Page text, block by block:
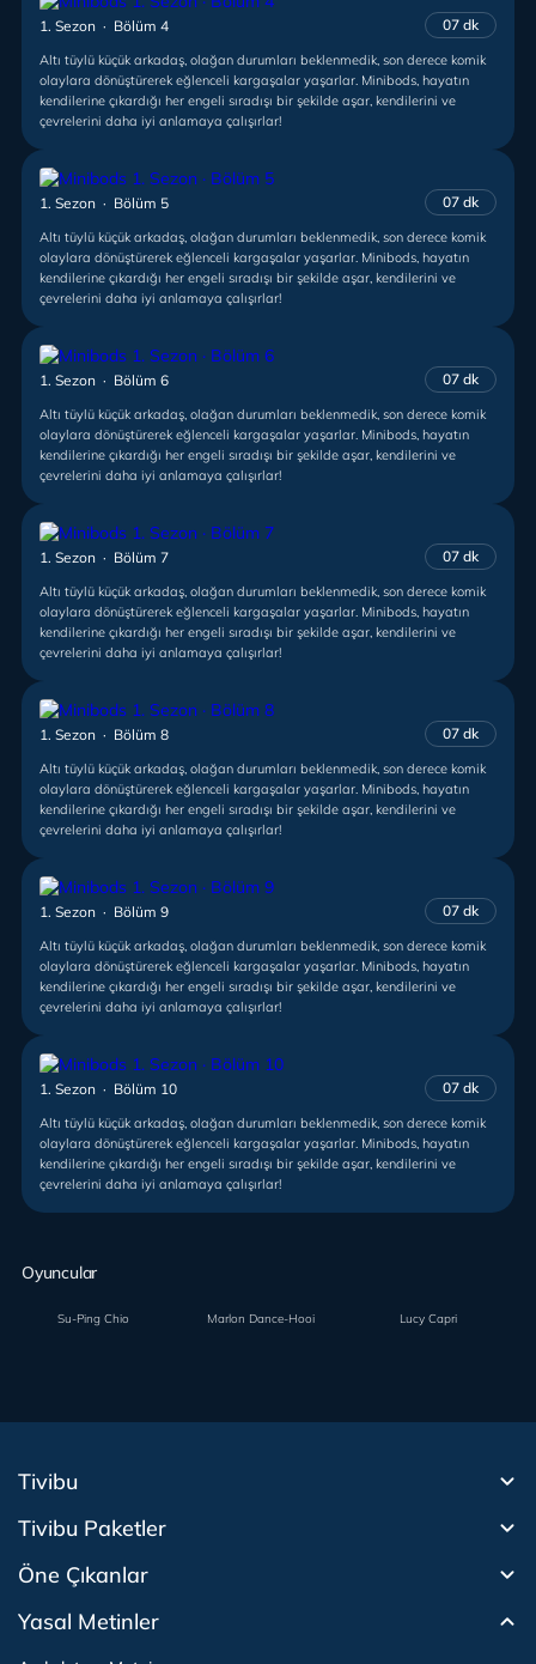
1. Sezon · Bölüm 4 07 dk
Altı tüylü küçük arkadaş, olağan durumları beklenmedik, son derece komik
olaylara dönüştürerek eğlenceli kargaşalar yaşarlar. Minibods, hayatın
kendilerine çıkardığı her engeli sıradışı bir şekilde aşar, kendilerini ve
çevrelerini daha iyi anlamaya çalışırlar!
1. Sezon · Bölüm 5 07 dk
Altı tüylü küçük arkadaş, olağan durumları beklenmedik, son derece komik
olaylara dönüştürerek eğlenceli kargaşalar yaşarlar. Minibods, hayatın
kendilerine çıkardığı her engeli sıradışı bir şekilde aşar, kendilerini ve
çevrelerini daha iyi anlamaya çalışırlar!
1. Sezon · Bölüm 6 07 dk
Altı tüylü küçük arkadaş, olağan durumları beklenmedik, son derece komik
olaylara dönüştürerek eğlenceli kargaşalar yaşarlar. Minibods, hayatın
kendilerine çıkardığı her engeli sıradışı bir şekilde aşar, kendilerini ve
çevrelerini daha iyi anlamaya çalışırlar!
1. Sezon · Bölüm 7 07 dk
Altı tüylü küçük arkadaş, olağan durumları beklenmedik, son derece komik
olaylara dönüştürerek eğlenceli kargaşalar yaşarlar. Minibods, hayatın
kendilerine çıkardığı her engeli sıradışı bir şekilde aşar, kendilerini ve
çevrelerini daha iyi anlamaya çalışırlar!
1. Sezon · Bölüm 8 07 dk
Altı tüylü küçük arkadaş, olağan durumları beklenmedik, son derece komik
olaylara dönüştürerek eğlenceli kargaşalar yaşarlar. Minibods, hayatın
kendilerine çıkardığı her engeli sıradışı bir şekilde aşar, kendilerini ve
çevrelerini daha iyi anlamaya çalışırlar!
1. Sezon · Bölüm 9 07 dk
Altı tüylü küçük arkadaş, olağan durumları beklenmedik, son derece komik
olaylara dönüştürerek eğlenceli kargaşalar yaşarlar. Minibods, hayatın
kendilerine çıkardığı her engeli sıradışı bir şekilde aşar, kendilerini ve
çevrelerini daha iyi anlamaya çalışırlar!
1. Sezon · Bölüm 10 07 dk
Altı tüylü küçük arkadaş, olağan durumları beklenmedik, son derece komik
olaylara dönüştürerek eğlenceli kargaşalar yaşarlar. Minibods, hayatın
kendilerine çıkardığı her engeli sıradışı bir şekilde aşar, kendilerini ve
çevrelerini daha iyi anlamaya çalışırlar!
Oyuncular
Su-Ping Chio Marlon Dance-Hooi Lucy Capri
Tivibu
Tivibu Android TV
Tivibu Nedir?
Tivibu Kampanyaları
Tivibu Paketler
Tivibu GO Süper Paket
Tivibu GO Sinema Paketi
Öne Çıkanlar
Herkesten Önce İzle | Dizi
Yasal Metinler